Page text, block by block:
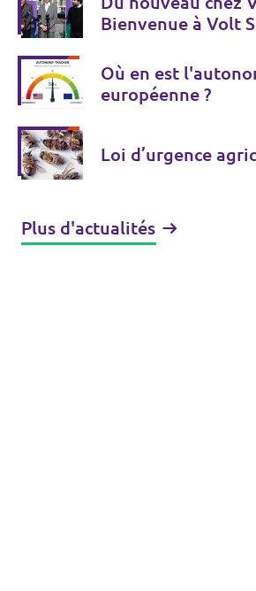
Bienvenue à Volt
Où en est
européenne ?
Loi d’urgence
Plus d'actualités